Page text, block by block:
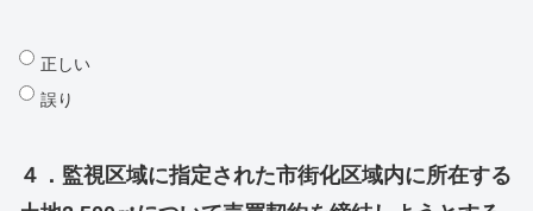
正しい
誤り
４．監視区域に指定された市街化区域内に所在する